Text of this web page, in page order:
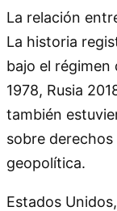
La relación
La historia
bajo el régimen
1978, Rusia
también
sobre
geopolítica.
Estados